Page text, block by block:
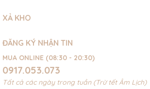
XẢ KHO
ĐĂNG KÝ NHẬN TIN
MUA ONLINE (08:30 - 20:30)
0917.053.073
Tất cả các ngày trong tuần (Trừ tết Âm Lịch)